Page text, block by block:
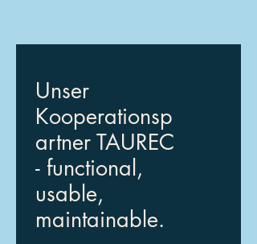
Unser
Kooperationsp
artner TAUREC
- functional,
usable,
maintainable.